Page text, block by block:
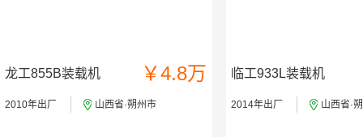
龙工855B装载机 ￥4.8万
2010年出厂 山西省·朔州市
临工933L装载机
2014年出厂 山西省·